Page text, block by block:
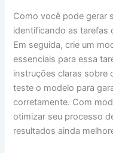
Como você pode gerar
identificando as tarefas
Em seguida, crie um
essenciais para essa
instruções claras sobre
teste o modelo para
corretamente. Com
otimizar seu processo
resultados ainda